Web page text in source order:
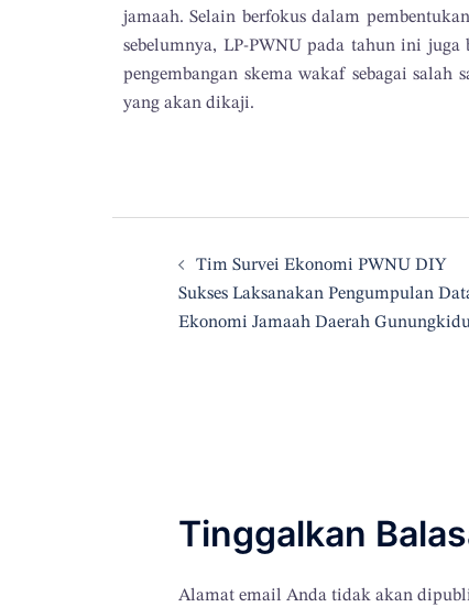
jamaah. Selain berfokus dalam
sebelumnya, LP-PWNU pada tahun ini
pengembangan skema wakaf sebagai
yang akan dikaji.
Tim Survei Ekonomi PWNU DIY
Sukses Laksanakan Pengumpulan
Ekonomi Jamaah Daerah
Tinggalkan
Alamat email Anda tidak akan